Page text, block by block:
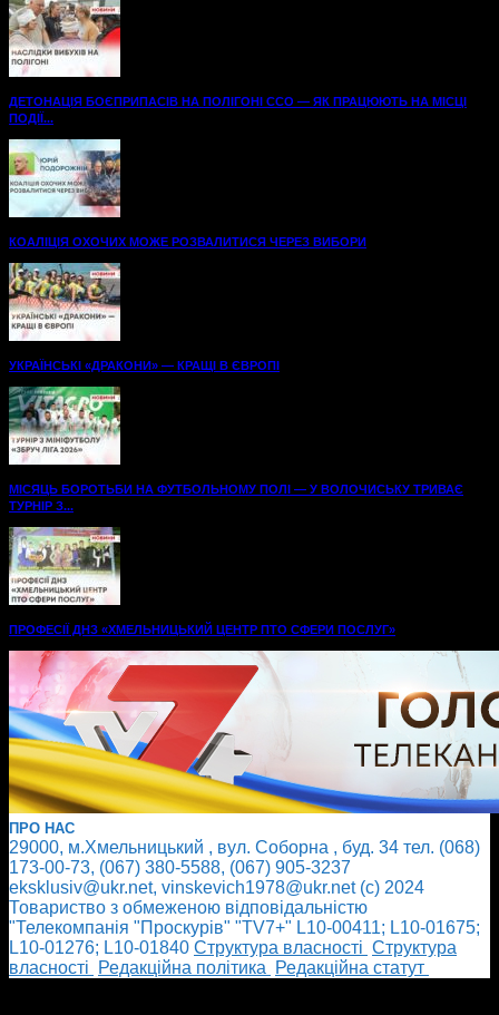
ДЕТОНАЦІЯ БОЄПРИПАСІВ НА ПОЛІГОНІ ССО — ЯК ПРАЦЮЮТЬ НА МІСЦІ
ПОДІЇ...
КОАЛІЦІЯ ОХОЧИХ МОЖЕ РОЗВАЛИТИСЯ ЧЕРЕЗ ВИБОРИ
УКРАЇНСЬКІ «ДРАКОНИ» — КРАЩІ В ЄВРОПІ
МІСЯЦЬ БОРОТЬБИ НА ФУТБОЛЬНОМУ ПОЛІ — У ВОЛОЧИСЬКУ ТРИВАЄ
ТУРНІР З...
ПРОФЕСІЇ ДНЗ «ХМЕЛЬНИЦЬКИЙ ЦЕНТР ПТО СФЕРИ ПОСЛУГ»
ПРО НАС
29000, м.Хмельницький , вул. Соборна , буд. 34 тел. (068)
173-00-73, (067) 380-5588, (067) 905-3237
eksklusiv@ukr.net, vinskevich1978@ukr.net (с) 2024
Товариство з обмеженою відповідальністю
"Телекомпанія "Проскурів" "TV7+" L10-00411; L10-01675;
L10-01276; L10-01840 Cтруктура власності Cтруктура
власності
Редакційна політика Редакційна статут